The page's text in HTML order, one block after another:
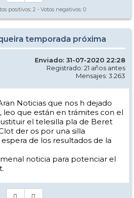
positivos: 2 - Votos negativos: 0
temporada próxima
Enviado: 31-07-2020 22:28
Registrado: 21 años antes
Mensajes: 3.263
Noticias que nos h dejado
leo que están en trámites con el
el telesilla pla de Beret
der os por una silla
de los resultados de la
noticia para potenciar el